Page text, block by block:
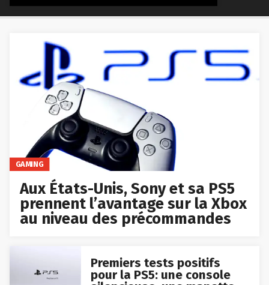
GAMING
Aux États-Unis, Sony et sa PS5
prennent l’avantage sur la Xbox
au niveau des précommandes
Premiers tests positifs
pour la PS5: une console